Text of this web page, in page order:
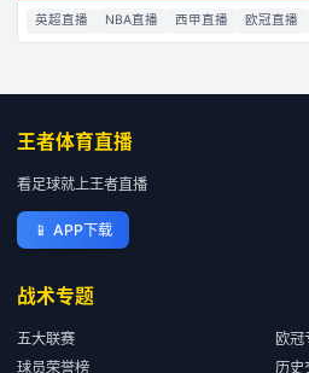
英超直播 NBA直播 西甲直播 欧冠直播
王者体育直播
看足球就上王者直播
📱 APP下载
战术专题
五大联赛
欧冠
球员荣誉榜
历史